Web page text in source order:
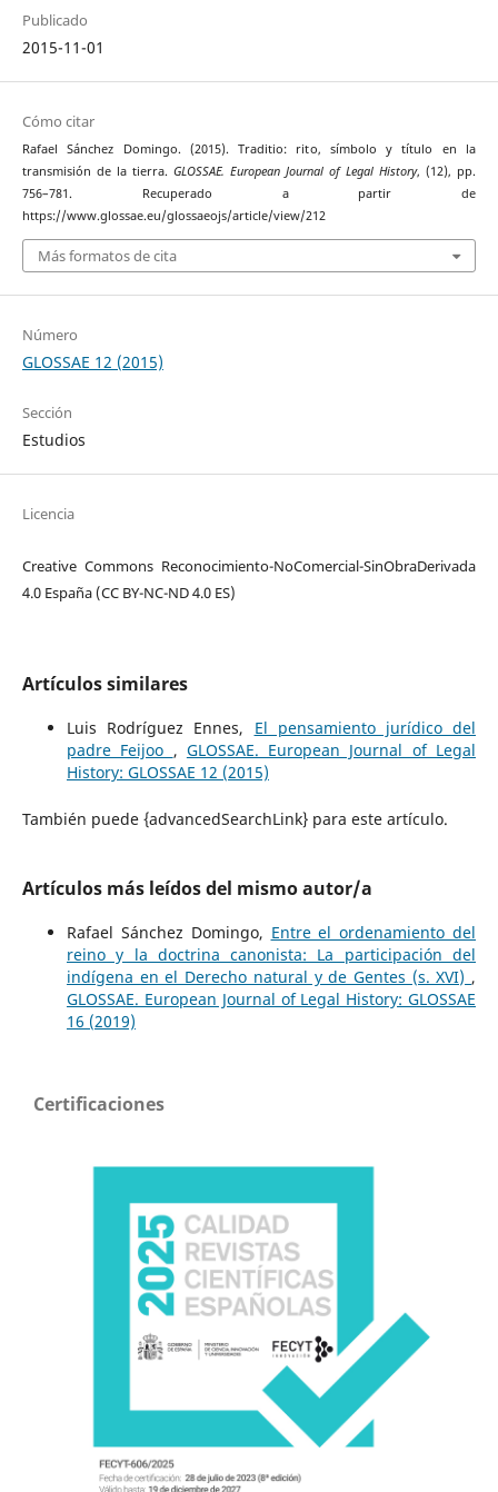
Publicado
2015-11-01
Cómo citar
Rafael Sánchez Domingo. (2015). Traditio: rito, símbolo y título en la
transmisión de la tierra. GLOSSAE. European Journal of Legal History, (12), pp.
756–781. Recuperado a partir de
https://www.glossae.eu/glossaeojs/article/view/212
Más formatos de cita
Número
GLOSSAE 12 (2015)
Sección
Estudios
Licencia
Creative Commons Reconocimiento-NoComercial-SinObraDerivada
4.0 España (CC BY-NC-ND 4.0 ES)
Artículos similares
Luis Rodríguez Ennes, El pensamiento jurídico del
padre Feijoo , GLOSSAE. European Journal of Legal
History: GLOSSAE 12 (2015)
También puede {advancedSearchLink} para este artículo.
Artículos más leídos del mismo autor/a
Rafael Sánchez Domingo, Entre el ordenamiento del
reino y la doctrina canonista: La participación del
indígena en el Derecho natural y de Gentes (s. XVI) ,
GLOSSAE. European Journal of Legal History: GLOSSAE
16 (2019)
Certificaciones